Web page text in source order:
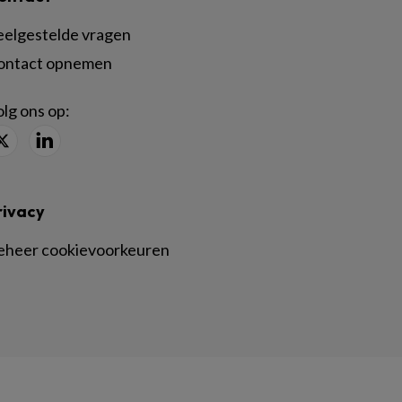
vragen
opnemen
ons op:
cookievoorkeuren